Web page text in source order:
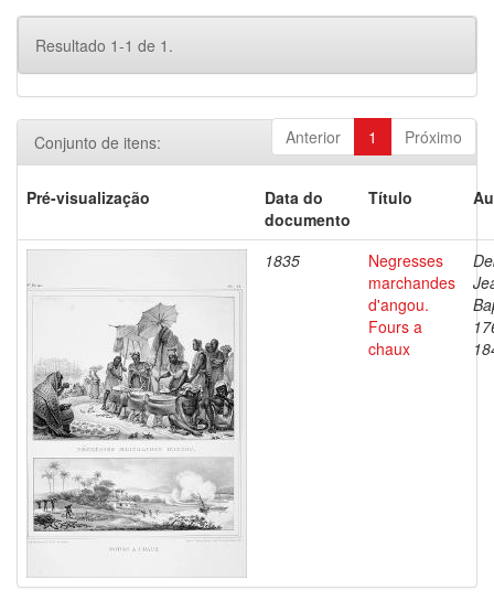
Resultado 1-1 de 1.
Anterior 1 Próximo
Conjunto de itens:
Pré-visualização
Data do
documento
Título
1835
Negresses
marchandes
d'angou.
Fours a
chaux